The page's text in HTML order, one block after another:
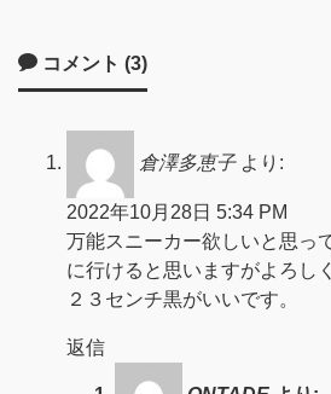
コメント (3)
倉澤多恵子 より:
2022年10月28日 5:34 PM
万能スニーカー欲しいと思っ
に行けると思いますがよろし
２３センチ黒がいいです。
返信